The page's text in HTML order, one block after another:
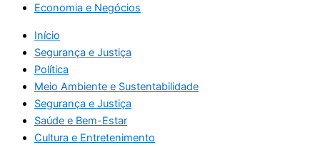
Economia e Negócios
Início
Segurança e Justiça
Política
Meio Ambiente e Sustentabilidade
Segurança e Justiça
Saúde e Bem-Estar
Cultura e Entretenimento